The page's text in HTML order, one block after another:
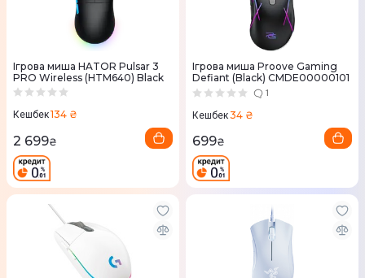
Ігрова миша HATOR Pulsar 3
PRO Wireless (HTM640) Black
Кешбек134 ₴
2 699₴
Ігрова миша Proove Gaming
Defiant (Black) CMDE00000101
1
Кешбек34 ₴
699₴